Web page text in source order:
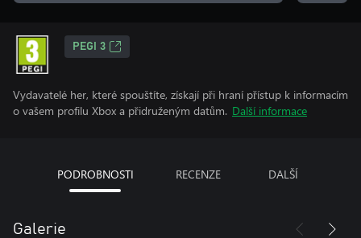
PEGI 3
Vydavatelé her, které spouštíte, získají při hraní přístup k informacím
o vašem profilu Xbox a přidruženým datům. Další informace
PODROBNOSTI RECENZE DALŠÍ
Galerie